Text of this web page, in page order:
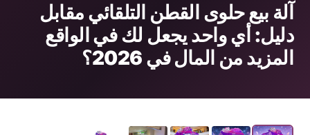
مت جر
دراسات حالة حلوى القطن
آلة بيع حلوى القطن التلقائي مقابل
دليل: أي واحد يجعل لك في الواقع
المزيد من المال في 2026؟